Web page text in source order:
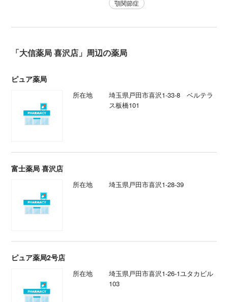
顎関節症
「大信薬局 喜沢店」周辺の薬局
ピュア薬局
所在地
埼玉県戸田市喜沢1-33-8 ベルテラ
ス板橋101
富士薬局 喜沢店
所在地 埼玉県戸田市喜沢1-28-39
ピュア薬局2号店
所在地
埼玉県戸田市喜沢1-26-1ユタカビル
103